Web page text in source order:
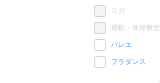
ヨガ
運動・体操教室
バレエ
フラダンス